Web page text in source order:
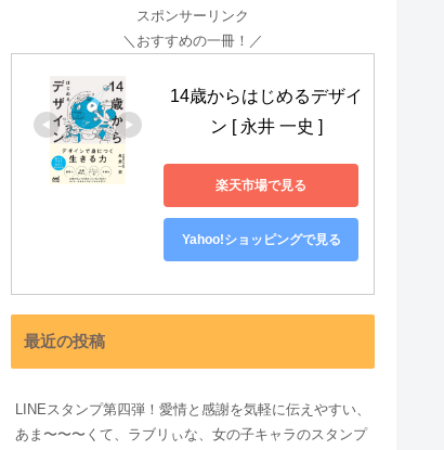
スポンサーリンク
＼おすすめの一冊！／
14歳からはじめるデザイ
ン [ 永井 一史 ]
楽天市場で見る
Yahoo!ショッピングで見る
最近の投稿
LINEスタンプ第四弾！愛情と感謝を気軽に伝えやすい、
あま〜〜〜くて、ラブリぃな、女の子キャラのスタンプ